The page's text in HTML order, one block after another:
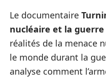
Le documentaire
nucléaire et la
réalités de la menace
le monde durant la
analyse comment